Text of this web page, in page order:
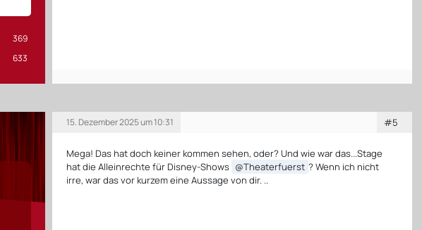
369
633
15. Dezember 2025 um 10:31 #5
Mega! Das hat doch keiner kommen sehen, oder? Und wie war das...Stage
hat die Alleinrechte für Disney-Shows
Theaterfuerst ? Wenn ich nicht
irre, war das vor kurzem eine Aussage von dir. ..